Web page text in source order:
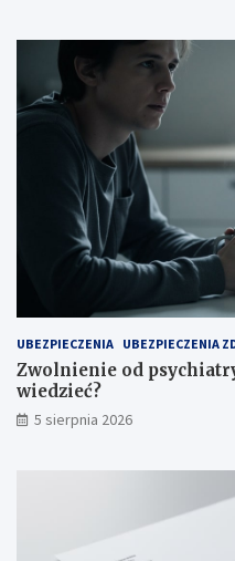
UBEZPIECZENIA UBEZPIECZENIA
Zwolnienie od
wiedzieć?
5 sierpnia 2026